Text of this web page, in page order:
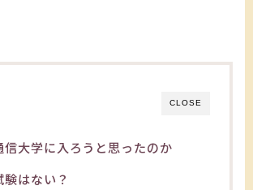
CLOSE
信大学に入ろうと思ったのか
験はない？